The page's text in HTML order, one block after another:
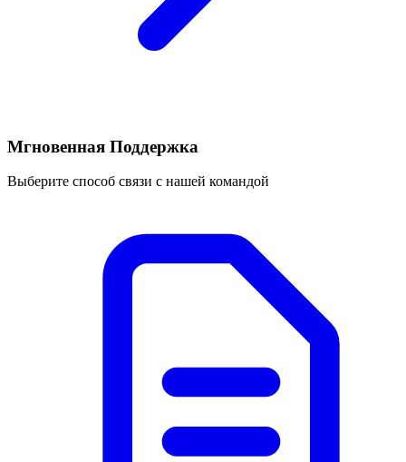
Мгновенная Поддержка
Выберите способ связи с нашей командой